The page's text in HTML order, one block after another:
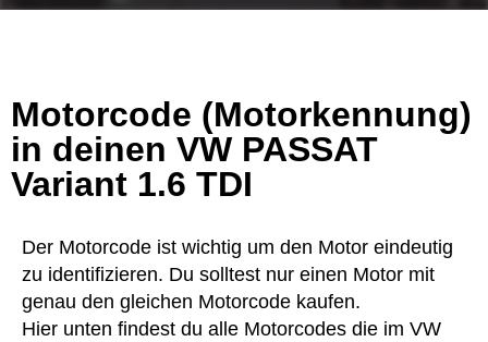
Motorcode (Motorkennung)
in deinen VW PASSAT
Variant 1.6 TDI
Der Motorcode ist wichtig um den Motor eindeutig
zu identifizieren. Du solltest nur einen Motor mit
genau den gleichen Motorcode kaufen.
Hier unten findest du alle Motorcodes die im VW